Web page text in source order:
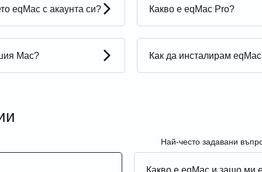
eqMac с акаунта си? Какво е eqMac Pro?
Mac? Как да инсталирам
Най-често задавани
Какво е eqMac и защо ми